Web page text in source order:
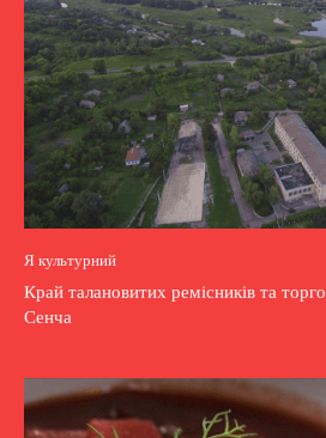
Я культурний
Край талановитих ремісників та
Сенча